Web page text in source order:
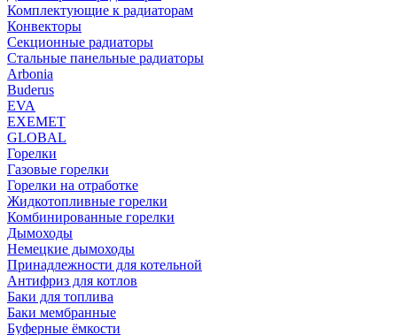
Комплектующие к радиаторам
Конвекторы
Секционные радиаторы
Стальные панельные радиаторы
Arbonia
Buderus
EVA
EXEMET
GLOBAL
Горелки
Газовые горелки
Горелки на отработке
Жидкотопливные горелки
Комбинированные горелки
Дымоходы
Немецкие дымоходы
Принадлежности для котельной
Антифриз для котлов
Баки для топлива
Баки мембранные
Буферные ёмкости